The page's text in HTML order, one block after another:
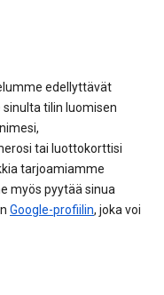
edellyttävät
tilin luomisen
tai luottokorttisi
tarjoamiamme
myös pyytää sinua
Google-profiilin, joka voi